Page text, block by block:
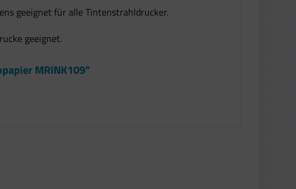
geeignet für alle Tintenstrahldrucker.
geeignet.
MRINK109"